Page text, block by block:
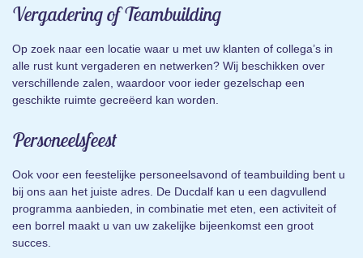
Vergadering of Teambuilding
Op zoek naar een locatie waar u met uw klanten of collega’s in
alle rust kunt vergaderen en netwerken? Wij beschikken over
verschillende zalen, waardoor voor ieder gezelschap een
geschikte ruimte gecreëerd kan worden.
Personeelsfeest
Ook voor een feestelijke personeelsavond of teambuilding bent u
bij ons aan het juiste adres. De Ducdalf kan u een dagvullend
programma aanbieden, in combinatie met eten, een activiteit of
een borrel maakt u van uw zakelijke bijeenkomst een groot
succes.